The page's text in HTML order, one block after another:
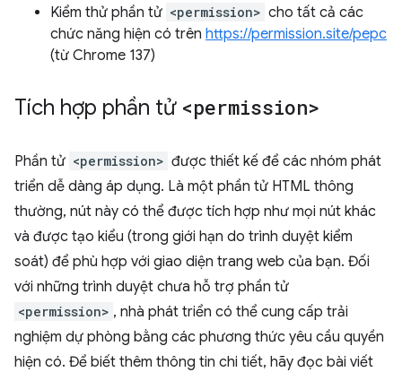
Kiểm thử phần tử <permission> cho tất cả các
chức năng hiện có trên https://permission.site/pepc
(từ Chrome 137)
Tích hợp phần tử <permission>
Phần tử <permission> được thiết kế để các nhóm phát
triển dễ dàng áp dụng. Là một phần tử HTML thông
thường, nút này có thể được tích hợp như mọi nút khác
và được tạo kiểu (trong giới hạn do trình duyệt kiểm
soát) để phù hợp với giao diện trang web của bạn. Đối
với những trình duyệt chưa hỗ trợ phần tử
<permission> , nhà phát triển có thể cung cấp trải
nghiệm dự phòng bằng các phương thức yêu cầu quyền
hiện có. Để biết thêm thông tin chi tiết, hãy đọc bài viết